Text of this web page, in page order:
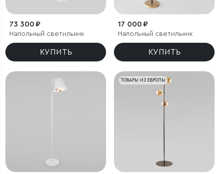
73 300 ₽
Напольный светильник
КУПИТЬ
17 000 ₽
Напольный светильник
КУПИТЬ
ТОВАРЫ ИЗ ЕВРОПЫ